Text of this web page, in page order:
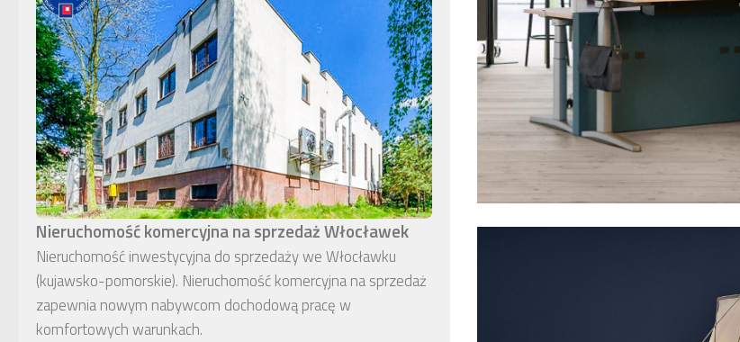
Nieruchomość komercyjna na sprzedaż Włocławek
Nieruchomość inwestycyjna do sprzedaży we Włocławku
(kujawsko-pomorskie). Nieruchomość komercyjna na sprzedaż
zapewnia nowym nabywcom dochodową pracę w
komfortowych warunkach.